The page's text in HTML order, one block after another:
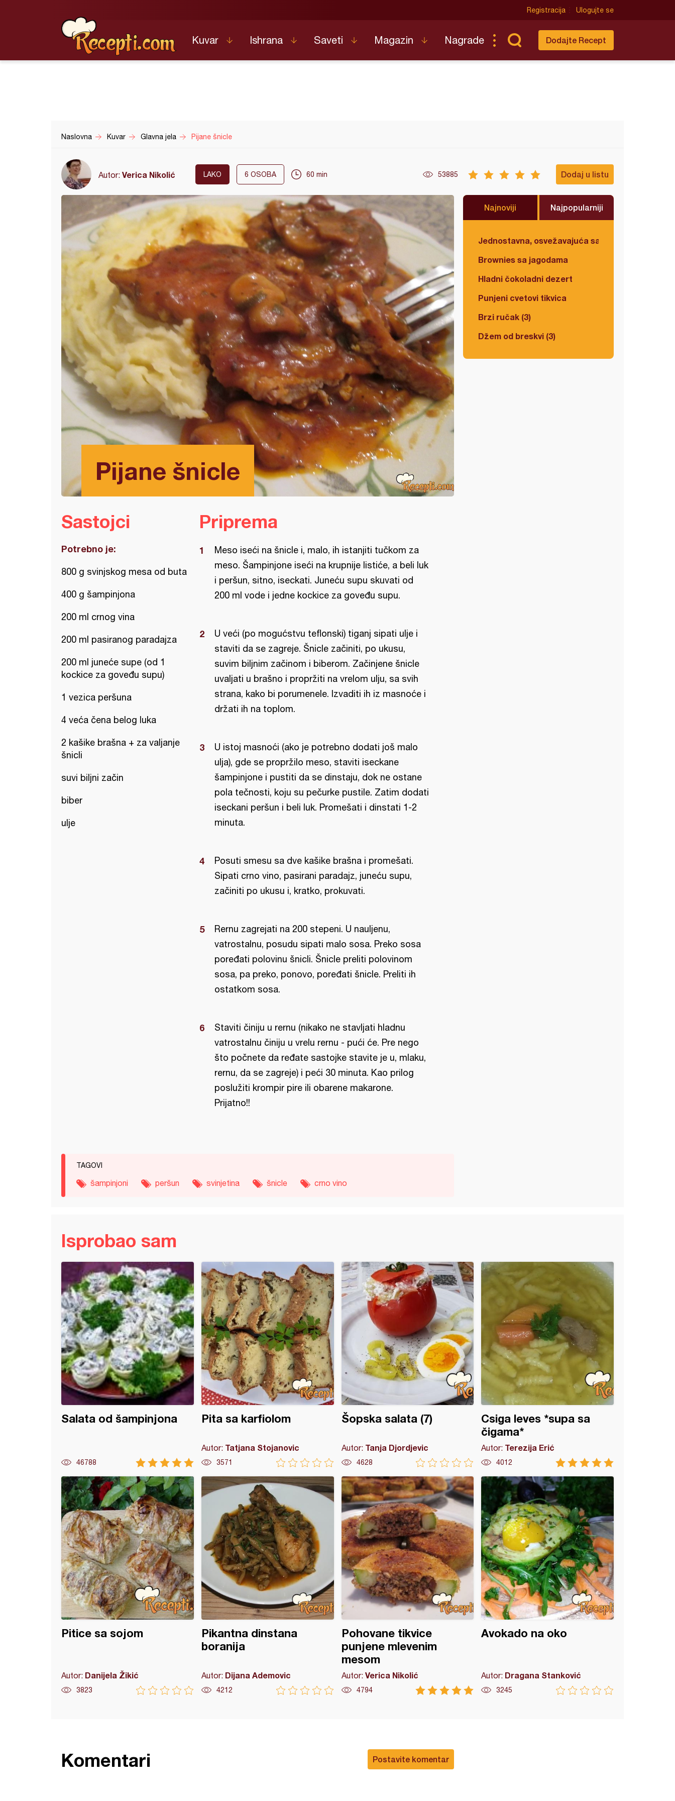
Registracija Ulogujte se
Kuvar Ishrana Saveti Magazin Nagrade Dodajte Recept
Naslovna Kuvar Glavna jela Pijane šnicle
Autor: Verica Nikolić LAKO 6 OSOBA 60 min 53885 Dodaj u listu
Pijane šnicle
Najnoviji Najpopularniji
Jednostavna, osvežavajuća salata
Brownies sa jagodama
Hladni čokoladni dezert
Punjeni cvetovi tikvica
Brzi ručak (3)
Džem od breskvi (3)
Sastojci
Potrebno je:
800 g svinjskog mesa od buta
400 g šampinjona
200 ml crnog vina
200 ml pasiranog paradajza
200 ml juneće supe (od 1
kockice za goveđu supu)
1 vezica peršuna
4 veća čena belog luka
2 kašike brašna + za valjanje
šnicli
suvi biljni začin
biber
ulje
Priprema
Meso iseći na šnicle i, malo, ih istanjiti tučkom za
meso. Šampinjone iseći na krupnije listiće, a beli luk
i peršun, sitno, iseckati. Juneću supu skuvati od
200 ml vode i jedne kockice za goveđu supu.
U veći (po mogućstvu teflonski) tiganj sipati ulje i
staviti da se zagreje. Šnicle začiniti, po ukusu,
suvim biljnim začinom i biberom. Začinjene šnicle
uvaljati u brašno i propržiti na vrelom ulju, sa svih
strana, kako bi porumenele. Izvaditi ih iz masnoće i
držati ih na toplom.
U istoj masnoći (ako je potrebno dodati još malo
ulja), gde se propržilo meso, staviti iseckane
šampinjone i pustiti da se dinstaju, dok ne ostane
pola tečnosti, koju su pečurke pustile. Zatim dodati
iseckani peršun i beli luk. Promešati i dinstati 1-2
minuta.
Posuti smesu sa dve kašike brašna i promešati.
Sipati crno vino, pasirani paradajz, juneću supu,
začiniti po ukusu i, kratko, prokuvati.
Rernu zagrejati na 200 stepeni. U nauljenu,
vatrostalnu, posudu sipati malo sosa. Preko sosa
poređati polovinu šnicli. Šnicle preliti polovinom
sosa, pa preko, ponovo, poređati šnicle. Preliti ih
ostatkom sosa.
Staviti činiju u rernu (nikako ne stavljati hladnu
vatrostalnu činiju u vrelu rernu - pući će. Pre nego
što počnete da ređate sastojke stavite je u, mlaku,
rernu, da se zagreje) i peći 30 minuta. Kao prilog
poslužiti krompir pire ili obarene makarone.
Prijatno!!
TAGOVI
šampinjoni peršun svinjetina šnicle crno vino
Isprobao sam
Salata od šampinjona
46788
Pita sa karfiolom
Autor: Tatjana Stojanovic
3571
Šopska salata (7)
Autor: Tanja Djordjevic
4628
Csiga leves *supa sa
čigama*
Autor: Terezija Erić
4012
leves *supa sa čigama*
Pitice sa sojom
Autor: Danijela Žikić
3823
Pikantna dinstana
boranija
Autor: Dijana Ademovic
4212
Pohovane tikvice
punjene mlevenim
mesom
Autor: Verica Nikolić
4794
Avokado na oko
Autor: Dragana Stanković
3245
Postavite komentar
Komentari